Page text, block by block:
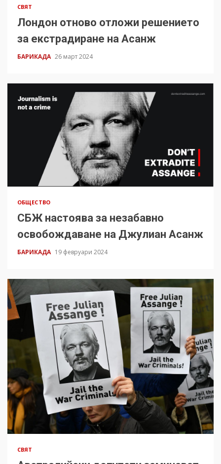
СВЯТ
Лондон отново отложи решението
за екстрадиране на Асанж
БАРИКАДА 26 март 2024
ОБЩЕСТВО
СБЖ настоява за незабавно
освобождаване на Джулиан Асанж
БАРИКАДА 19 февруари 2024
СВЯТ